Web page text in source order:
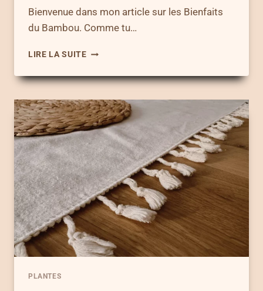
Bienvenue dans mon article sur les Bienfaits
du Bambou. Comme tu…
LIRE LA SUITEBIENFAITS
BAMBOU
4
PROPRIÉTÉS
À
CONNAÎTRE
SUR
CETTE
PLANTE
MAGIQUE
PLANTES